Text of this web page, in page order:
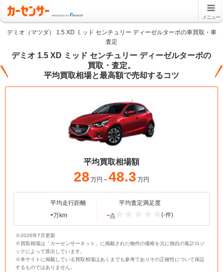
メニュー
デミオ（マツダ） 1.5 XD ミッド センチュリー ディーゼルターボの車買取・車
査定
デミオ 1.5 XD ミッド センチュリー ディーゼルターボの
買取・査定。
平均買取相場と最高額で売却するコツ
平均買取相場額
28 万円～48.3 万円
平均走行距離
-万km
平均査定満足度
-点 (-件)
※2026年7月更新
※買取相場は「カーセンサーネット」に掲載された物件の価格を元に独自の集計ロジ
ックによって算出しています。
※本サイトに掲載している買取相場はあくまでも参考でありその正確性について保証
するものではありません。